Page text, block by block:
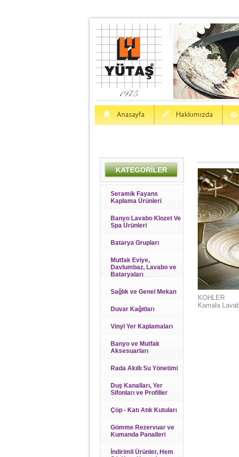
Anasayfa
H Hakkımızda
a S
KATEGORİLER
Seramik Fayans
Kaplama Ürünleri
Banyo Lavabo Klozet Ve
Spa Ürünleri
Batarya Grupları
Mutfak Eviye,
Davlumbaz, Lavabo ve
Bataryaları
Sağlık ve Genel Mekan
Duvar Kağıtları
Vinyl Yer Kaplamaları
Banyo ve Mutfak
Aksesuarları
Rada Akıllı Su Yönetimi
Duş Kanalları, Yer
Sifonları ve Profiller
Çöp - Katı Atık Kutuları
Gömme Rezervuar ve
Kumanda Panalleri
İndirimli Ürünler, Hem
KOHLER
Kamala